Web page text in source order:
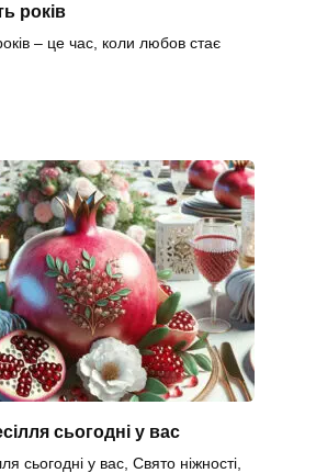
років
– це час, коли любов стає
сьогодні у вас
сьогодні у вас, Свято ніжності,